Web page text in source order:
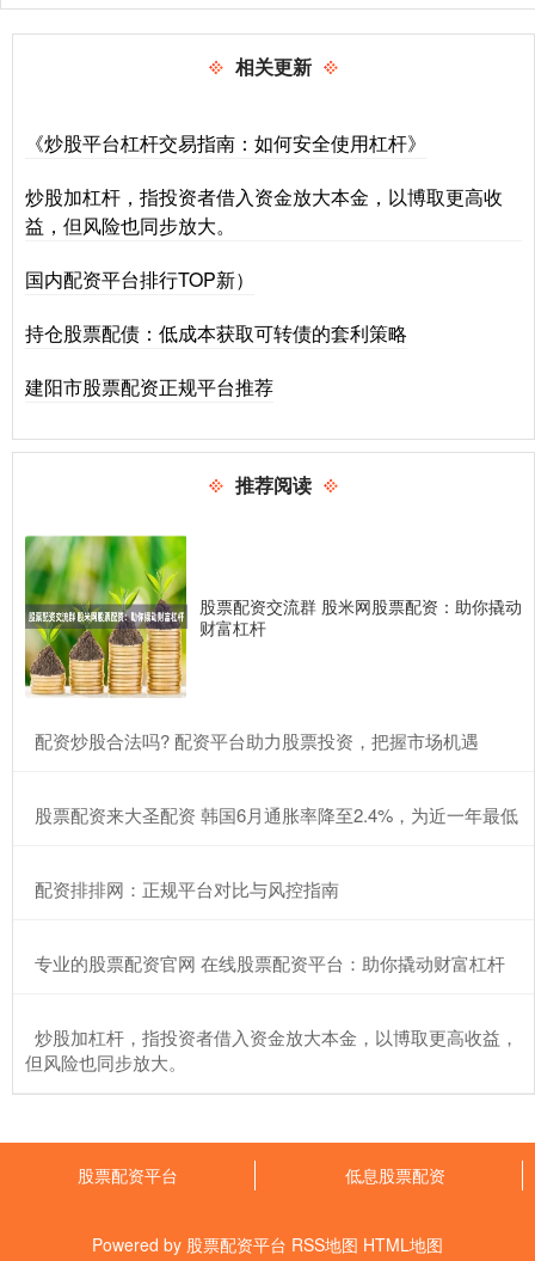
相关更新
《炒股平台杠杆交易指南：如何安全使用杠杆》
炒股加杠杆，指投资者借入资金放大本金，以博取更高收
益，但风险也同步放大。
国内配资平台排行TOP新）
持仓股票配债：低成本获取可转债的套利策略
建阳市股票配资正规平台推荐
推荐阅读
股票配资交流群 股米网股票配资：助你撬动
财富杠杆
​配资炒股合法吗? 配资平台助力股票投资，把握市场机遇
​股票配资来大圣配资 韩国6月通胀率降至2.4%，为近一年最低
​配资排排网：正规平台对比与风控指南
​专业的股票配资官网 在线股票配资平台：助你撬动财富杠杆
​炒股加杠杆，指投资者借入资金放大本金，以博取更高收益，
但风险也同步放大。
股票配资平台 低息股票配资
Powered by 股票配资平台 RSS地图 HTML地图